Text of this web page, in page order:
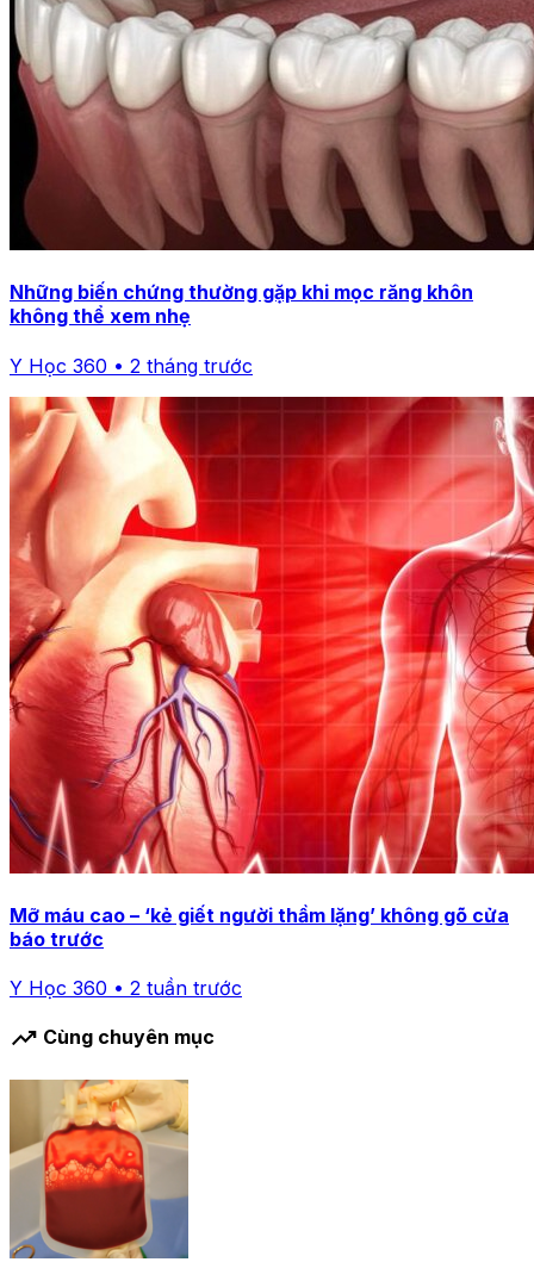
Những biến chứng thường gặp khi mọc răng khôn
không thể xem nhẹ
Y Học 360 • 2 tháng trước
Mỡ máu cao – ‘kẻ giết người thầm lặng’ không gõ cửa
báo trước
Y Học 360 • 2 tuần trước
trending_up Cùng chuyên mục